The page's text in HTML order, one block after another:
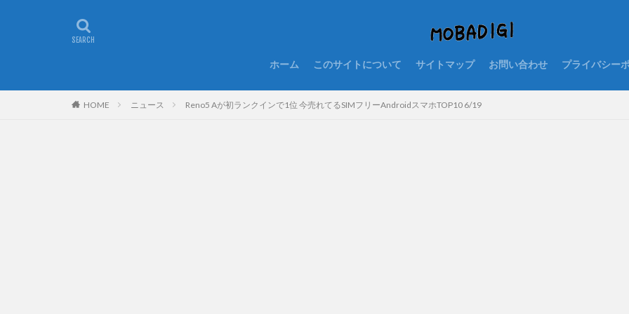
ホーム このサイトについて サイトマップ お問い合わせ プライバシー
HOME ニュース Reno5 Aが初ランクインで1位 今売れてるSIMフリーAndroidスマホTOP10 6/19